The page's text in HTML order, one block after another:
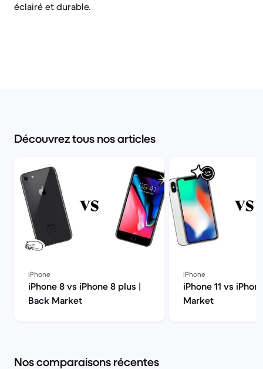
éclairé et durable.
Découvrez tous nos articles
iPhone
iPhone 8 vs iPhone 8 plus |
Back Market
iPhone
iPhone 11 vs
Market
Nos comparaisons récentes